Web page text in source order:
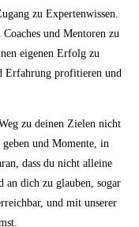
zu Expertenwissen.
und ‌Mentoren zu
eigenen Erfolg zu
Erfahrung profitieren und
zu deinen Zielen nicht
und Momente, in
dass du nicht alleine
an dich zu glauben, sogar
und mit unserer